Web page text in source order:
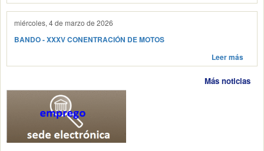
miércoles, 4 de marzo de 2026
BANDO - XXXV CONENTRACIÓN DE MOTOS
Leer más
Más noticias